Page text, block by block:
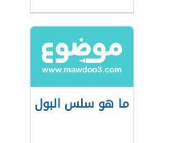
ما هو سلس البول